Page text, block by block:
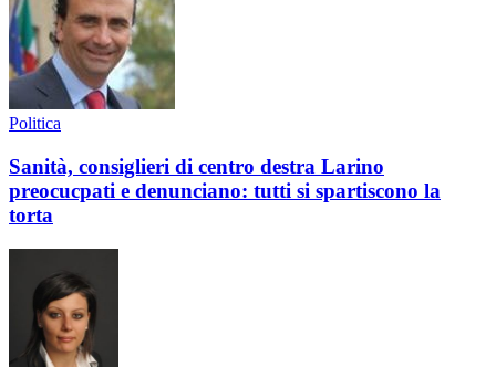
Politica
Sanità, consiglieri di centro destra Larino
preocucpati e denunciano: tutti si spartiscono la
torta